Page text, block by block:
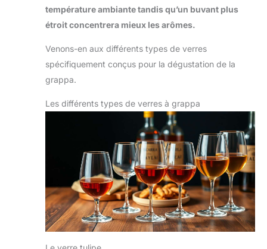
température ambiante tandis qu’un buvant plus
étroit concentrera mieux les arômes.
Venons-en aux différents types de verres
spécifiquement conçus pour la dégustation de la
grappa.
Les différents types de verres à grappa